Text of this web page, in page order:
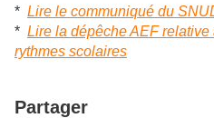
* Lire le communiqué du
* Lire la dépêche AEF
rythmes scolaires
Partager